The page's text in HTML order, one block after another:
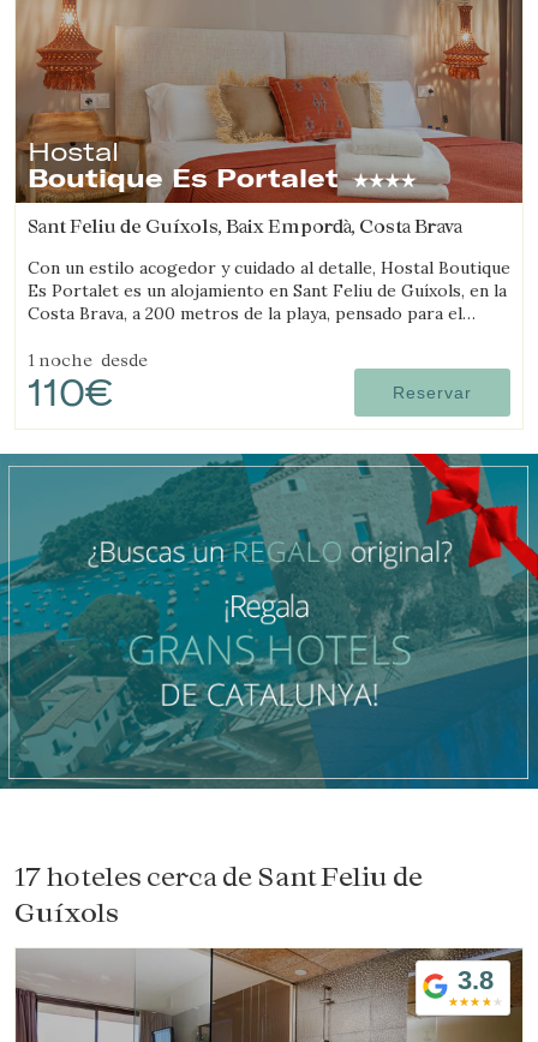
Gestionar mi reserva
Verificar localizador
Hostal
Boutique Es Portalet
Sant Feliu de Guíxols, Baix Empordà, Costa Brava
Con un estilo acogedor y cuidado al detalle, Hostal Boutique
Es Portalet es un alojamiento en Sant Feliu de Guíxols, en la
Costa Brava, a 200 metros de la playa, pensado para el
1 noche desde
110€ Reservar
17 hoteles cerca de Sant Feliu de
Guíxols
3.8